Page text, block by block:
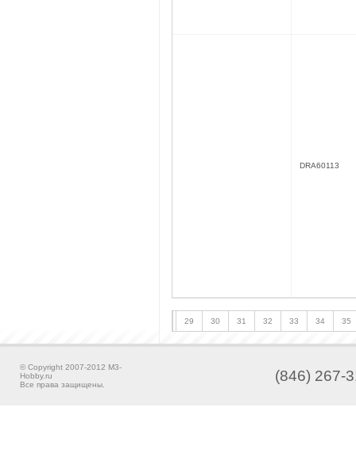
DRA60113
29 30 31 32 33 34 35
© Copyright 2007-2012 M3-
Hobby.ru
Все права защищены.
(846) 267-